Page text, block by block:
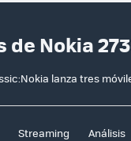
de Nokia
lanza tres
Streaming Análisis